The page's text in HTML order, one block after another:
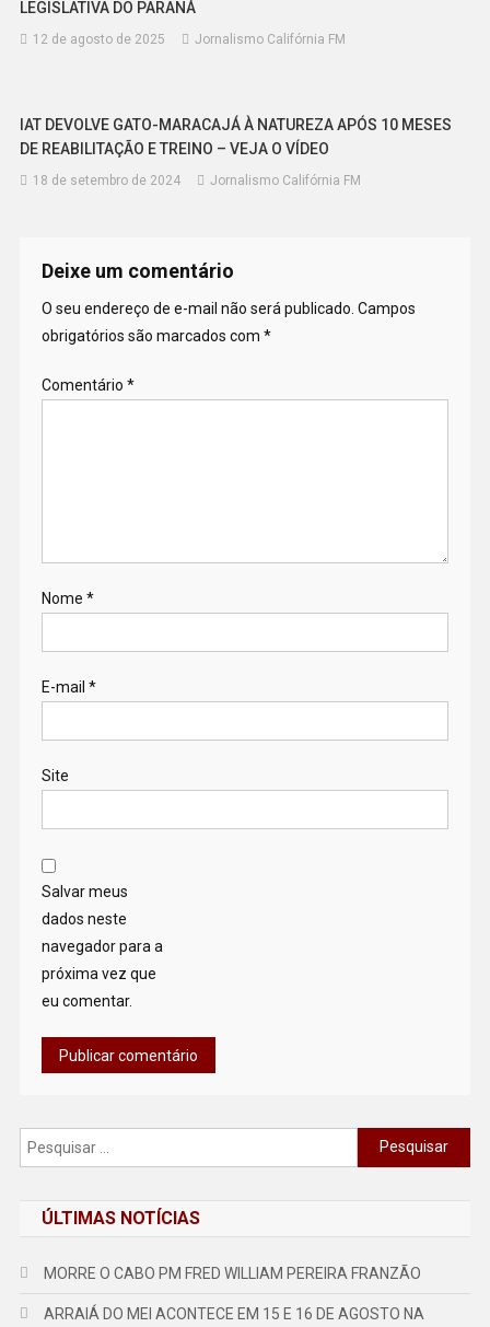
LEGISLATIVA DO PARANÁ
12 de agosto de 2025 Jornalismo Califórnia FM
IAT DEVOLVE GATO-MARACAJÁ À NATUREZA APÓS 10 MESES
DE REABILITAÇÃO E TREINO – VEJA O VÍDEO
18 de setembro de 2024 Jornalismo Califórnia FM
Deixe um comentário
O seu endereço de e-mail não será publicado. Campos
obrigatórios são marcados com *
Comentário *
Nome *
E-mail *
Site
Salvar meus
dados neste
navegador para a
próxima vez que
eu comentar.
Pesquisar
por:
ÚLTIMAS NOTÍCIAS
MORRE O CABO PM FRED WILLIAM PEREIRA FRANZÃO
ARRAIÁ DO MEI ACONTECE EM 15 E 16 DE AGOSTO NA